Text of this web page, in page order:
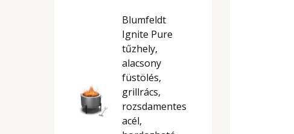
Blumfeldt
Ignite Pure
tűzhely,
alacsony
füstölés,
grillrács,
rozsdamentes
acél,